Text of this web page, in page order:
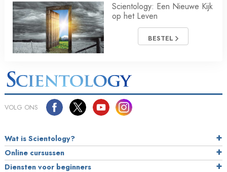
Scientology: Een Nieuwe Kijk
op het Leven
BESTEL
VOLG ONS
Wat is Scientology?
Online cursussen
Diensten voor beginners